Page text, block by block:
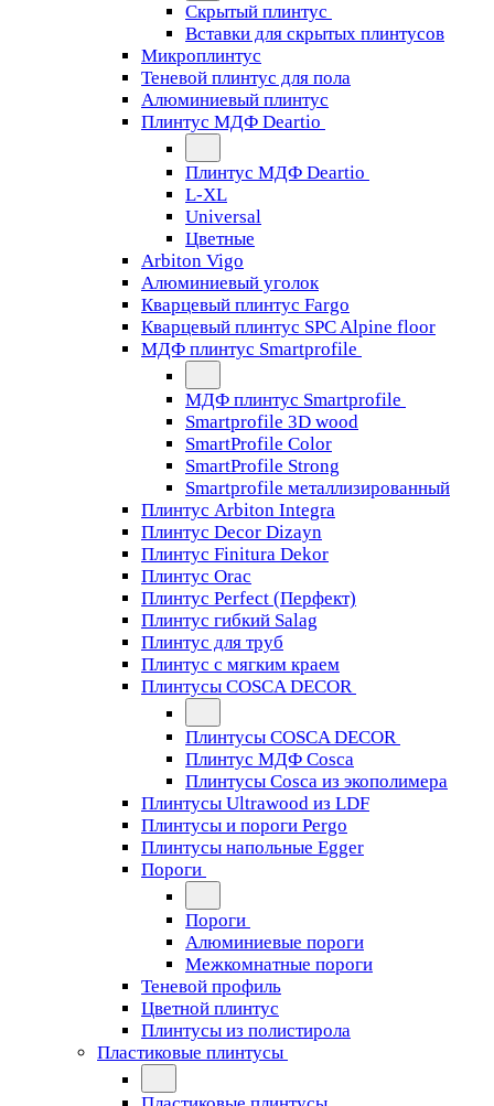
Скрытый плинтус
Вставки для скрытых плинтусов
Микроплинтус
Теневой плинтус для пола
Алюминиевый плинтус
Плинтус МДФ Deartio
Плинтус МДФ Deartio
L-XL
Universal
Цветные
Arbiton Vigo
Алюминиевый уголок
Кварцевый плинтус Fargo
Кварцевый плинтус SPC Alpine floor
МДФ плинтус Smartprofile
МДФ плинтус Smartprofile
Smartprofile 3D wood
SmartProfile Color
SmartProfile Strong
Smartprofile металлизированный
Плинтус Arbiton Integra
Плинтус Decor Dizayn
Плинтус Finitura Dekor
Плинтус Orac
Плинтус Perfect (Перфект)
Плинтус гибкий Salag
Плинтус для труб
Плинтус с мягким краем
Плинтусы COSCA DECOR
Плинтусы COSCA DECOR
Плинтус МДФ Cosca
Плинтусы Cosca из экополимера
Плинтусы Ultrawood из LDF
Плинтусы и пороги Pergo
Плинтусы напольные Egger
Пороги
Пороги
Алюминиевые пороги
Межкомнатные пороги
Теневой профиль
Цветной плинтус
Плинтусы из полистирола
Пластиковые плинтусы